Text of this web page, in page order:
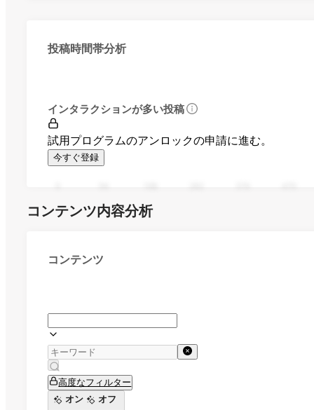
投稿時間帯分析
インタラクションが多い投稿
試用プログラムのアンロックの申請に進む。
今すぐ登録
コンテンツ内容分析
コンテンツ
高度なフィルター
オン
オフ